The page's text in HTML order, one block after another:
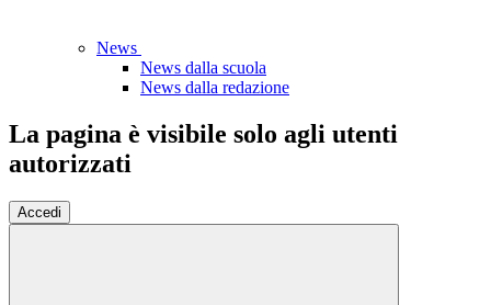
News
News dalla scuola
News dalla redazione
La pagina è visibile solo agli utenti
autorizzati
Accedi